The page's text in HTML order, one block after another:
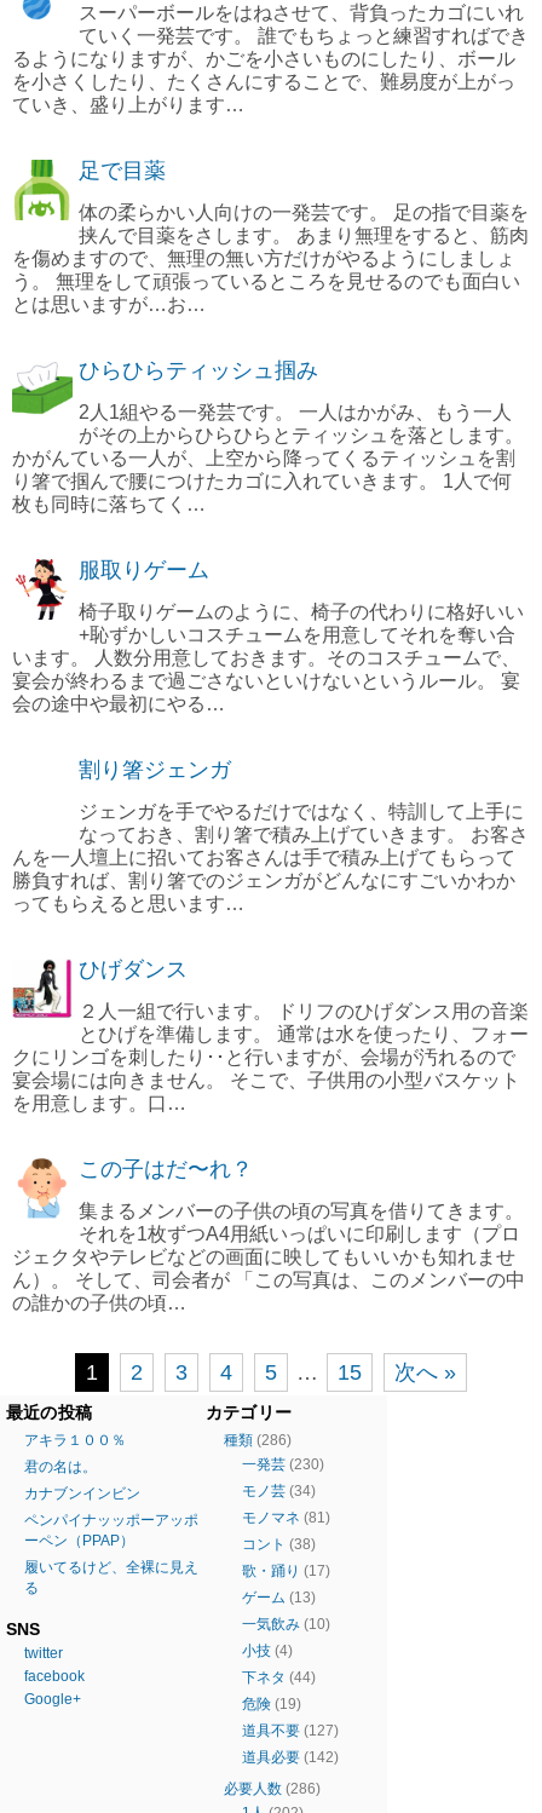
スーパーボールをはねさせて、背負ったカゴにいれ
ていく一発芸です。 誰でもちょっと練習すればでき
るようになりますが、かごを小さいものにしたり、ボール
を小さくしたり、たくさんにすることで、難易度が上がっ
ていき、盛り上がります…
足で目薬
体の柔らかい人向けの一発芸です。 足の指で目薬を
挟んで目薬をさします。 あまり無理をすると、筋肉
を傷めますので、無理の無い方だけがやるようにしましょ
う。 無理をして頑張っているところを見せるのでも面白い
とは思いますが…お…
ひらひらティッシュ掴み
2人1組やる一発芸です。 一人はかがみ、もう一人
がその上からひらひらとティッシュを落とします。
かがんている一人が、上空から降ってくるティッシュを割
り箸で掴んで腰につけたカゴに入れていきます。 1人で何
枚も同時に落ちてく…
服取りゲーム
椅子取りゲームのように、椅子の代わりに格好いい
+恥ずかしいコスチュームを用意してそれを奪い合
います。 人数分用意しておきます。そのコスチュームで、
宴会が終わるまで過ごさないといけないというルール。 宴
会の途中や最初にやる…
割り箸ジェンガ
ジェンガを手でやるだけではなく、特訓して上手に
なっておき、割り箸で積み上げていきます。 お客さ
んを一人壇上に招いてお客さんは手で積み上げてもらって
勝負すれば、割り箸でのジェンガがどんなにすごいかわか
ってもらえると思います…
ひげダンス
２人一組で行います。 ドリフのひげダンス用の音楽
とひげを準備します。 通常は水を使ったり、フォー
クにリンゴを刺したり･･と行いますが、会場が汚れるので
宴会場には向きません。 そこで、子供用の小型バスケット
を用意します。口…
この子はだ〜れ？
集まるメンバーの子供の頃の写真を借りてきます。
それを1枚ずつA4用紙いっぱいに印刷します（プロ
ジェクタやテレビなどの画面に映してもいいかも知れませ
ん）。 そして、司会者が 「この写真は、このメンバーの中
の誰かの子供の頃…
1 2 3 4 5 … 15 次へ »
最近の投稿
アキラ１００％
君の名は。
カナブンインビン
ペンパイナッッポーアッポ
ーペン（PPAP）
履いてるけど、全裸に見え
る
SNS
twitter
facebook
Google+
カテゴリー
種類 (286)
一発芸 (230)
モノ芸 (34)
モノマネ (81)
コント (38)
歌・踊り (17)
ゲーム (13)
一気飲み (10)
小技 (4)
下ネタ (44)
危険 (19)
道具不要 (127)
道具必要 (142)
必要人数 (286)